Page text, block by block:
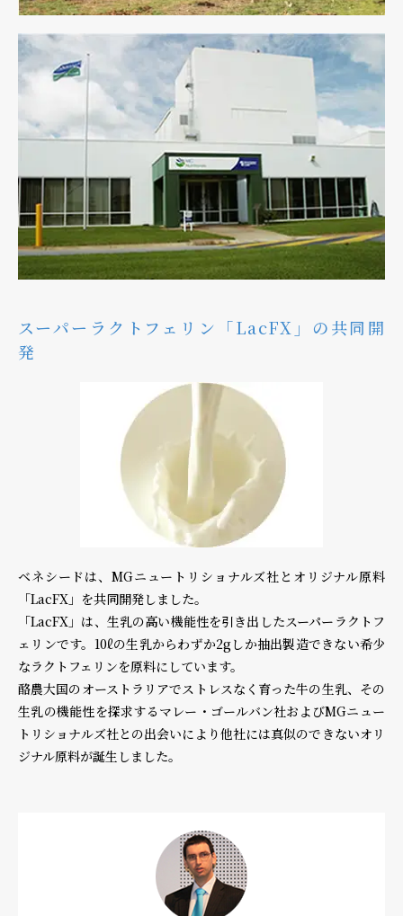
スーパーラクトフェリン「LacFX」の共同開
発
ベネシードは、MGニュートリショナルズ社とオリジナル原料
「LacFX」を共同開発しました。
「LacFX」は、生乳の高い機能性を引き出したスーパーラクトフ
ェリンです。10ℓの生乳からわずか2gしか抽出製造できない希少
なラクトフェリンを原料にしています。
酪農大国のオーストラリアでストレスなく育った牛の生乳、その
生乳の機能性を探求するマレー・ゴールバン社およびMGニュー
トリショナルズ社との出会いにより他社には真似のできないオリ
ジナル原料が誕生しました。